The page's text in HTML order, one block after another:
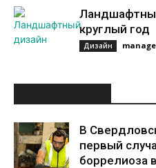
круглый год
Дизайн
В
первый
боррелиоза